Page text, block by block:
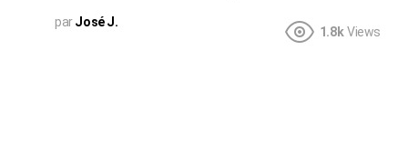
par José J.
1.8k Views